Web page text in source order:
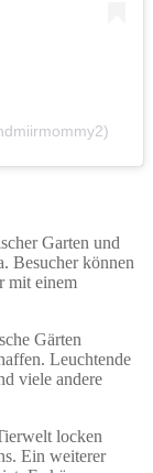
Garten und
Besucher können
mit einem
Gärten
Leuchtende
viele andere
locken
Ein weiterer